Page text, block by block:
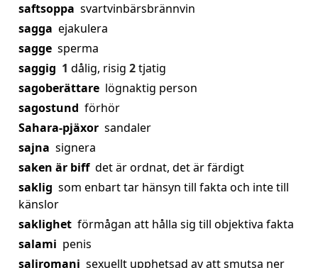
saftsoppa svartvinbärsbrännvin
sagga ejakulera
sagge sperma
saggig 1 dålig, risig 2tjatig
sagoberättare lögnaktig person
sagostund förhör
Sahara-pjäxor sandaler
sajna signera
saken är biff det är ordnat, det är färdigt
saklig som enbart tar hänsyn till fakta och inte till
känslor
saklighet förmågan att hålla sig till objektiva fakta
salami penis
saliromani sexuellt upphetsad av att smutsa ner